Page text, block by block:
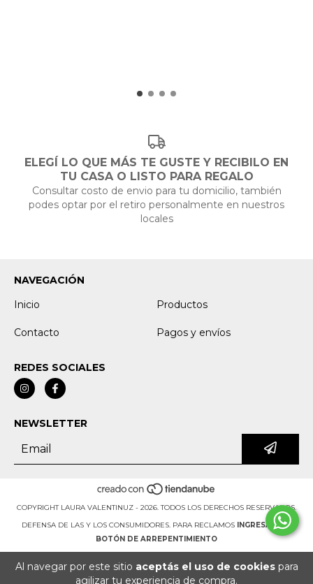
Al navegar por este sitio aceptás el uso de cookiespara
agilizar tu experiencia de compra.
ELEGÍ LO QUE MÁS TE GUSTE Y RECIBILO EN
TU CASA O LISTO PARA REGALO
Consultar costo de envio para tu domicilio, también
podes optar por el retiro personalmente en nuestros
locales
NAVEGACIÓN
Inicio
Productos
Contacto Pagos y envíos
REDES SOCIALES
NEWSLETTER
COPYRIGHT LAURA VALENTINUZ - 2026. TODOS LOS DERECHOS RESERVADOS.
DEFENSA DE LAS Y LOS CONSUMIDORES. PARA RECLAMOS INGRESÁ ACÁ.
BOTÓN DE ARREPENTIMIENTO